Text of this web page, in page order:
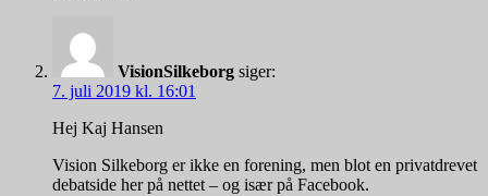
VisionSilkeborg siger:
7. juli 2019 kl. 16:01
Hej Kaj Hansen
Vision Silkeborg er ikke en forening, men blot en privatdrevet
debatside her på nettet – og især på Facebook.